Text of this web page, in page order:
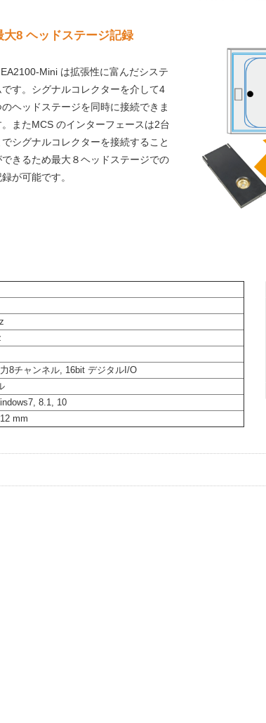
大8 ヘッドステージ記録
Mini は拡張性に富んだシステ
です。シグナルコレクターを介して4
のヘッドステージを同時に接続できま
。またMCS のインターフェースは2台
でシグナルコレクターを接続すること
できるため最大８ヘッドステージでの
が可能です。
8チャンネル, 16bit デジタルI/O
8.1, 10
mm